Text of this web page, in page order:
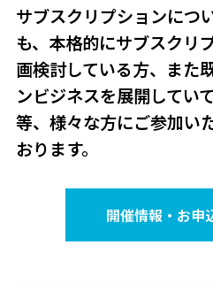
サブスクリプションにつ
も、本格的にサブスクリ
画検討している方、また
ンビジネスを展開してい
等、様々な方にご参加い
おります。
開催情報・お申